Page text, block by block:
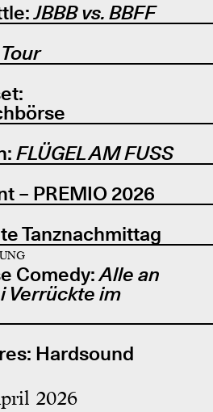
JBBB vs. BBFF
FLÜGEL AM FUSS
– PREMIO 2026
Tanznachmittag
Comedy:Alle an
Verrückte im
Hardsound
2026